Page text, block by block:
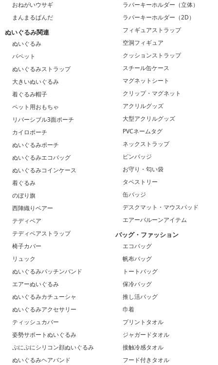
おねがいウサギ
まんまるぱんだ
ぬいぐるみ関連
ぬいぐるみ
パペット
ぬいぐるみストラップ
大きいぬいぐるみ
着ぐるみ帽子
ペット用おもちゃ
リバーシブル3面ポーチ
カイロポーチ
ぬいぐるみポーチ
ぬいぐるみエコバッグ
ぬいぐるみコインケース
着ぐるみ
のぼり旗
西陣織りベアー
テディベア
テディベアストラップ
椅子カバー
リュック
ぬいぐるみパッチンバンド
エアーぬいぐるみ
ぬいぐるみカチューシャ
ぬいぐるみアクセサリー
ティッシュカバー
姿勢サポートぬいぐるみ
ぷにぷにシリコン顔ぬいぐるみ
ぬいぐるみヘアバンド
ラバーキーホルダー（立体）
ラバーキーホルダー（2D）
フィギュアストラップ
空洞フィギュア
クッションストラップ
スチール缶ケース
マグネットシート
クリップ・マグネット
アクリルグッズ
大型アクリルグッズ
PVCネームタグ
ネックストラップ
ピンバッジ
お守り・匂い袋
タペストリー
缶バッジ
デスクマット・マウスパッド
エアーバルーンアイテム
バッグ・ファッション
エコバッグ
帆布バッグ
トートバッグ
保冷バッグ
推し活バッグ
巾着
プリントタオル
ジャガードタオル
接触冷感タオル
フード付きタオル